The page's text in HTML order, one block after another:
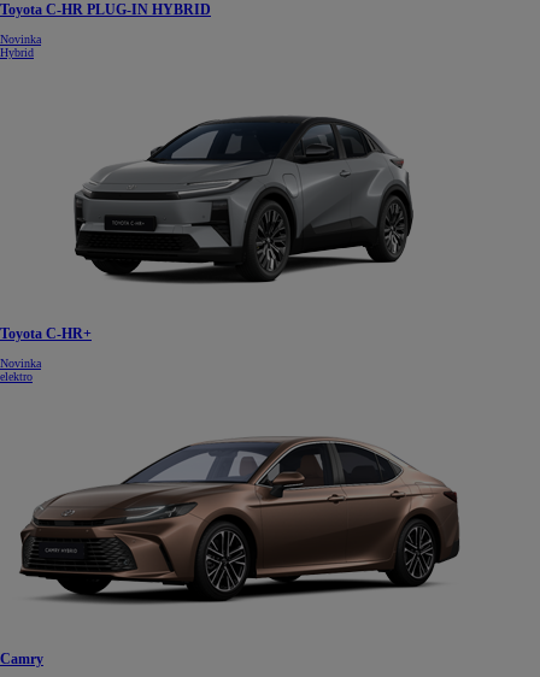
Toyota C-HR PLUG-IN HYBRID
Novinka
Hybrid
Toyota C-HR+
Novinka
elektro
Camry